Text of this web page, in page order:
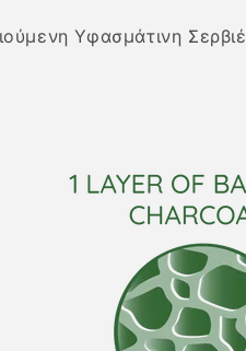
Υφασμάτινη